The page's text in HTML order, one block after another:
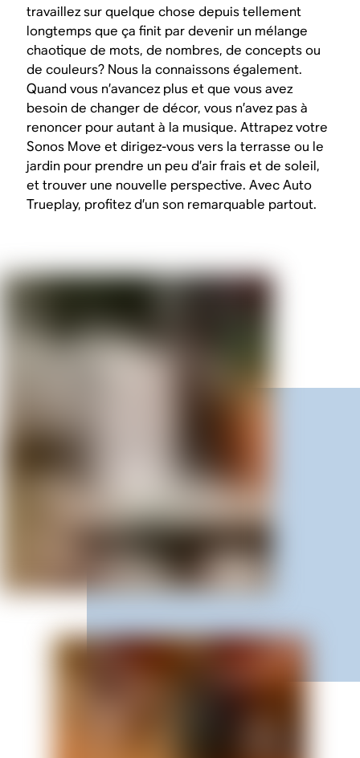
travaillez sur quelque chose depuis tellement
longtemps que ça finit par devenir un mélange
chaotique de mots, de nombres, de concepts ou
de couleurs? Nous la connaissons également.
Quand vous n’avancez plus et que vous avez
besoin de changer de décor, vous n’avez pas à
renoncer pour autant à la musique. Attrapez votre
Sonos Move et dirigez-vous vers la terrasse ou le
jardin pour prendre un peu d’air frais et de soleil,
et trouver une nouvelle perspective. Avec Auto
Trueplay, profitez d’un son remarquable partout.